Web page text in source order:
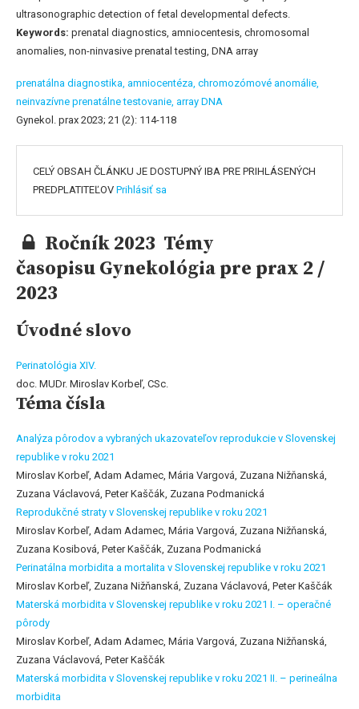
ultrasonographic detection of fetal developmental defects.
Keywords: prenatal diagnostics, amniocentesis, chromosomal
anomalies, non-ninvasive prenatal testing, DNA array
prenatálna diagnostika, amniocentéza, chromozómové anomálie,
neinvazívne prenatálne testovanie, array DNA
Gynekol. prax 2023; 21 (2): 114-118
CELÝ OBSAH ČLÁNKU JE DOSTUPNÝ IBA PRE PRIHLÁSENÝCH
PREDPLATITEĽOV Prihlásiť sa
Ročník 2023 Témy
časopisu Gynekológia pre prax 2 /
2023
Úvodné slovo
Perinatológia XIV.
doc. MUDr. Miroslav Korbeľ, CSc.
Téma čísla
Analýza pôrodov a vybraných ukazovateľov reprodukcie v Slovenskej
republike v roku 2021
Miroslav Korbeľ, Adam Adamec, Mária Vargová, Zuzana Nižňanská,
Zuzana Václavová, Peter Kaščák, Zuzana Podmanická
Reprodukčné straty v Slovenskej republike v roku 2021
Miroslav Korbeľ, Adam Adamec, Mária Vargová, Zuzana Nižňanská,
Zuzana Kosibová, Peter Kaščák, Zuzana Podmanická
Perinatálna morbidita a mortalita v Slovenskej republike v roku 2021
Miroslav Korbeľ, Zuzana Nižňanská, Zuzana Václavová, Peter Kaščák
Materská morbidita v Slovenskej republike v roku 2021 I. – operačné
pôrody
Miroslav Korbeľ, Adam Adamec, Mária Vargová, Zuzana Nižňanská,
Zuzana Václavová, Peter Kaščák
Materská morbidita v Slovenskej republike v roku 2021 II. – perineálna
morbidita